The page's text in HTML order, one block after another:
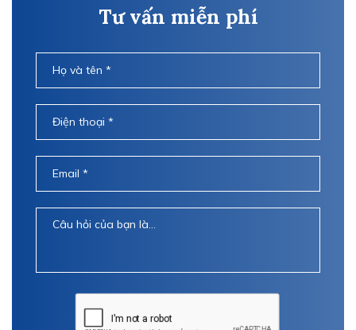
Tư vấn miễn phí